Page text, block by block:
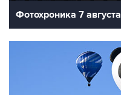
Фотохроника 7 августа